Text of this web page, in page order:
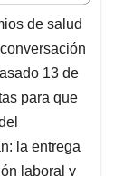
de salud
13 de
para que
la entrega
laboral y